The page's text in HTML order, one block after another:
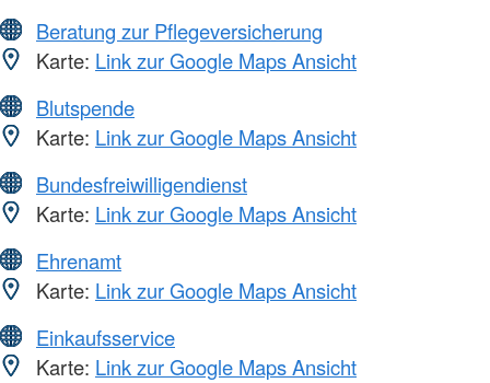
Beratung zur Pflegeversicherung
Karte: Link zur Google Maps Ansicht
Blutspende
Karte: Link zur Google Maps Ansicht
Bundesfreiwilligendienst
Karte: Link zur Google Maps Ansicht
Ehrenamt
Karte: Link zur Google Maps Ansicht
Einkaufsservice
Karte: Link zur Google Maps Ansicht